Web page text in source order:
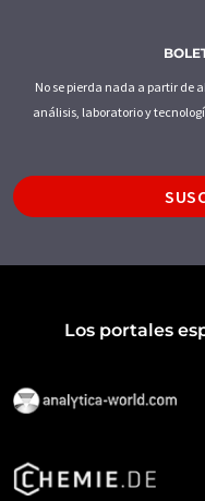
No se pierda nada a partir de
análisis, laboratorio y
Los portales